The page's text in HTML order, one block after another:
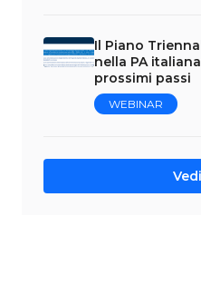
Il Piano
nella PA
prossimi passi
WEBINAR